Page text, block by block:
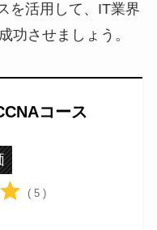
を活用して、IT業界
功させましょう。
コース
( 5 )